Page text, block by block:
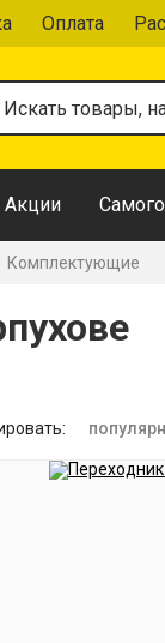
Оплата
Акции
Комплектующие